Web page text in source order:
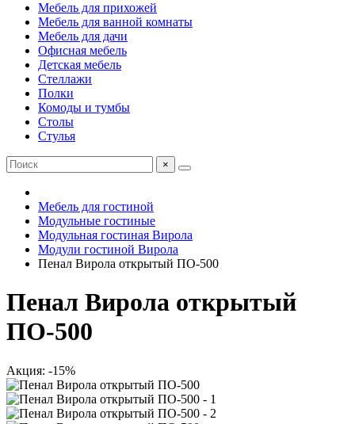
Мебель для прихожей
Мебель для ванной комнаты
Мебель для дачи
Офисная мебель
Детская мебель
Стеллажи
Полки
Комоды и тумбы
Столы
Стулья
×
Мебель для гостиной
Модульные гостиные
Модульная гостиная Вирола
Модули гостиной Вирола
Пенал Вирола открытый ПО-500
Пенал Вирола открытый
ПО-500
Акция: -15%